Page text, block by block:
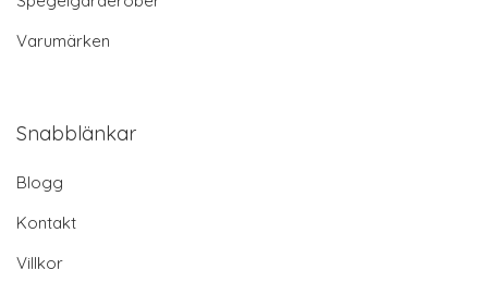
Varumärken
Snabblänkar
Blogg
Kontakt
Villkor